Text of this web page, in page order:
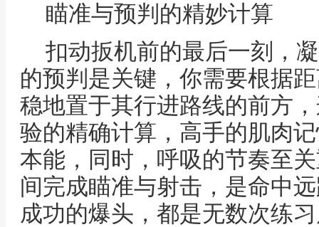
瞄准与预判的精妙计算
扣动扳机前的最后一刻，
的预判是关键，你需要根据
稳地置于其行进路线的前方
验的精确计算，高手的肌肉
本能，同时，呼吸的节奏至
间完成瞄准与射击，是命中
成功的爆头，都是无数次练